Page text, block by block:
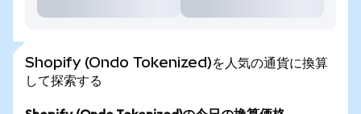
Shopify (Ondo Tokenized)を人気の通貨に換算
して探索する